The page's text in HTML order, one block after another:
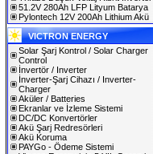
51.2V 280Ah LFP Lityum Batarya
Pylontech 12V 200Ah Lithium Akü
VICTRON ENERGY
Solar Şarj Kontrol / Solar Charger
Control
İnvertör / Inverter
İnverter-Şarj Cihazı / Inverter-
Charger
Aküler / Batteries
Ekranlar ve İzleme Sistemi
DC/DC Konvertörler
Akü Şarj Redresörleri
Akü Koruma
PAYGo - Ödeme Sistemi